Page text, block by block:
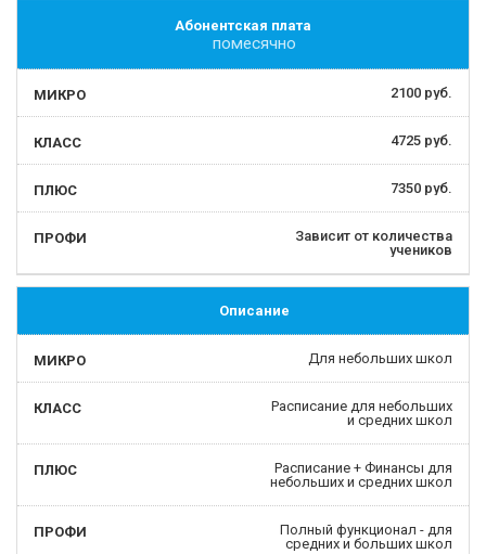
Абонентская плата
помесячно
2100 руб.
4725 руб.
7350 руб.
Зависит от количества
учеников
Описание
Для небольших школ
Расписание для небольших
и средних школ
Расписание + Финансы для
небольших и средних школ
Полный функционал - для
средних и больших школ